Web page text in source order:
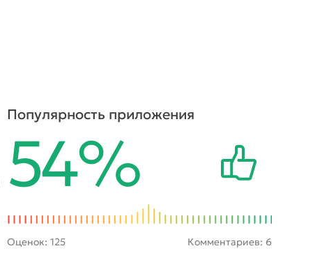
Популярность приложения
54%
Оценок: 125 Комментариев: 6